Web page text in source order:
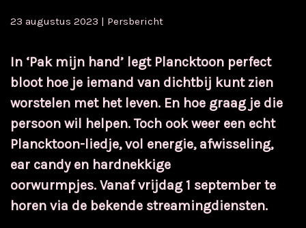
23 augustus 2023 | Persbericht
In ‘Pak mijn hand’ legt Plancktoon perfect
bloot hoe je iemand van dichtbij kunt zien
worstelen met het leven. En hoe graag je die
persoon wil helpen. Toch ook weer een echt
Plancktoon-liedje, vol energie, afwisseling,
ear candy en hardnekkige
oorwurmpjes. Vanaf vrijdag 1 september te
horen via de bekende streamingdiensten.